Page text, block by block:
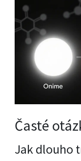
Časté
Jak dlouho